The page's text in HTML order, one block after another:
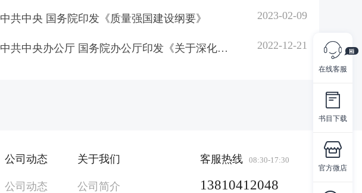
中共中央 国务院印发《质量强国建设纲要》 2023-02-09
中共中央办公厅 国务院办公厅印发《关于深化现代职业教育体系建设改革的意见》 2022-12-21
公司动态
公司动态
关于我们
公司简介
客服热线 08:30-17:30
13810412048
在线客服
书目下载
官方微店